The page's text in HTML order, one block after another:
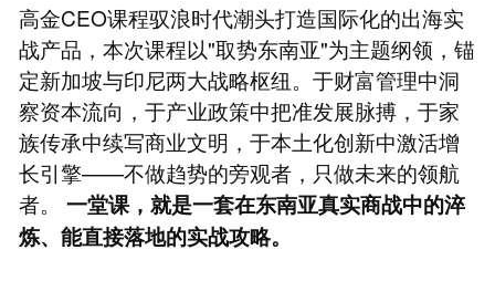
高金CEO课程驭浪时代潮头打造国际化的出海实
战产品，本次课程以"取势东南亚"为主题纲领，锚
定新加坡与印尼两大战略枢纽。于财富管理中洞
察资本流向，于产业政策中把准发展脉搏，于家
族传承中续写商业文明，于本土化创新中激活增
长引擎——不做趋势的旁观者，只做未来的领航
者。 一堂课，就是一套在东南亚真实商战中的淬
炼、能直接落地的实战攻略。